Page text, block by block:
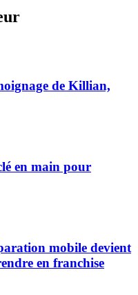
de Killian,
en main pour
mobile devient
en franchise